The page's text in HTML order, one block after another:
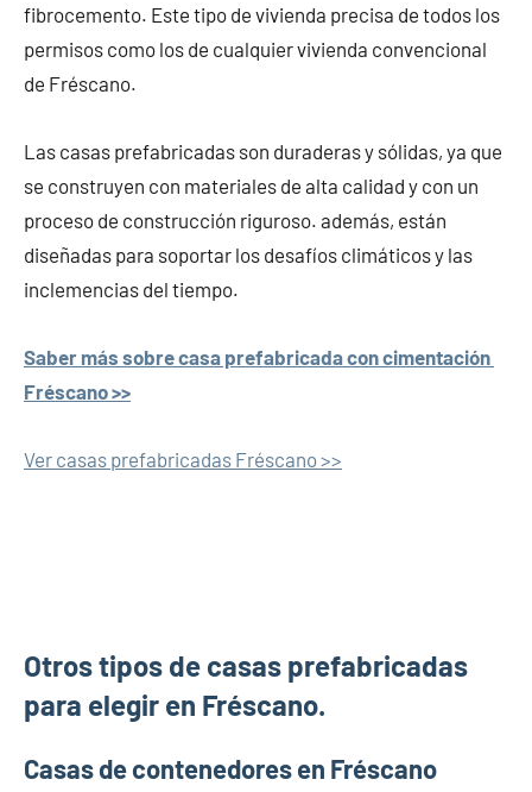
fibrocemento. Este tipo de vivienda precisa de todos los
permisos como los de cualquier vivienda convencional
de Fréscano.
Las casas prefabricadas son duraderas y sólidas, ya que
se construyen con materiales de alta calidad y con un
proceso de construcción riguroso. además, están
diseñadas para soportar los desafíos climáticos y las
inclemencias del tiempo.
Saber más sobre casa prefabricada con cimentación
Fréscano >>
Ver casas prefabricadas Fréscano >>
Otros tipos de casas prefabricadas
para elegir en Fréscano.
Casas de contenedores en Fréscano